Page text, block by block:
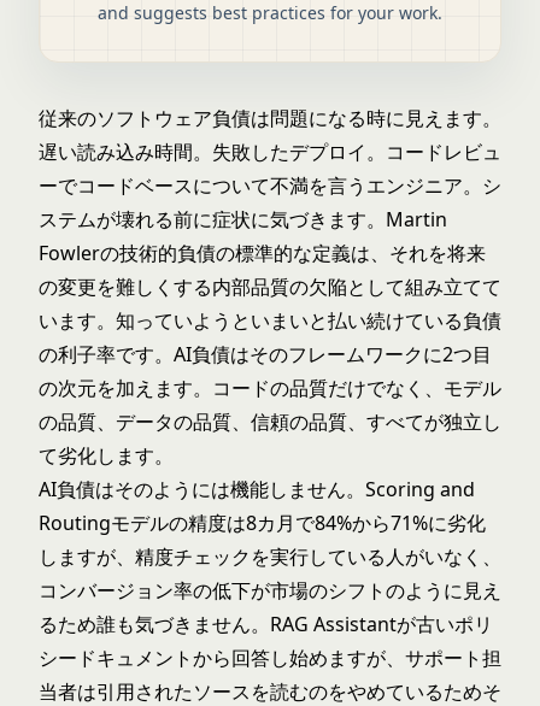
and suggests best practices for your work.
従来のソフトウェア負債は問題になる時に見えます。
遅い読み込み時間。失敗したデプロイ。コードレビュ
ーでコードベースについて不満を言うエンジニア。シ
ステムが壊れる前に症状に気づきます。Martin
Fowlerの技術的負債の標準的な定義は、それを将来
の変更を難しくする内部品質の欠陥として組み立てて
います。知っていようといまいと払い続けている負債
の利子率です。AI負債はそのフレームワークに2つ目
の次元を加えます。コードの品質だけでなく、モデル
の品質、データの品質、信頼の品質、すべてが独立し
て劣化します。
AI負債はそのようには機能しません。 Scoring and
Routingモデルの精度は8カ月で84%から71%に劣化
しますが、精度チェックを実行している人がいなく、
コンバージョン率の低下が市場のシフトのように見え
るため誰も気づきません。 RAG Assistantが古いポリ
シードキュメントから回答し始めますが、サポート担
当者は引用されたソースを読むのをやめているためそ